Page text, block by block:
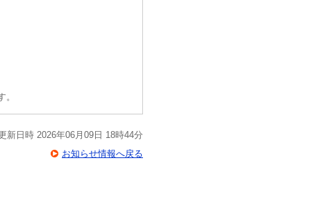
新日時 2026年06月09日 18時44分
お知らせ情報へ戻る